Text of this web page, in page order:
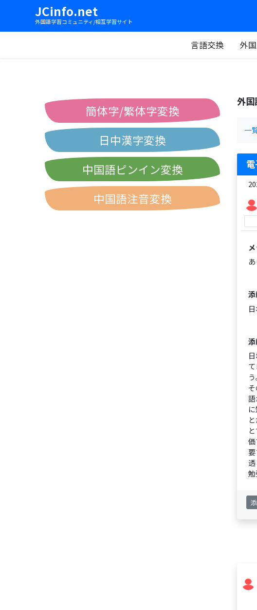
JCinfo.net
外国語学習コミュニティ/相互学習サイト
言語交換 外
外国
一
う
勉
簡体字/繁体字変換
日中漢字変換
中国語ピンイン変換
中国語注音変換